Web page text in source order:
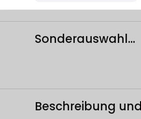
Sonderauswahl...
Beschreibung